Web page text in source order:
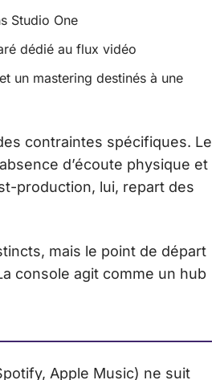
Studio One
dédié au flux vidéo
un mastering destinés à une
contraintes spécifiques. Le
d’écoute physique et
production, lui, repart des
mais le point de départ
console agit comme un hub
Apple Music) ne suit